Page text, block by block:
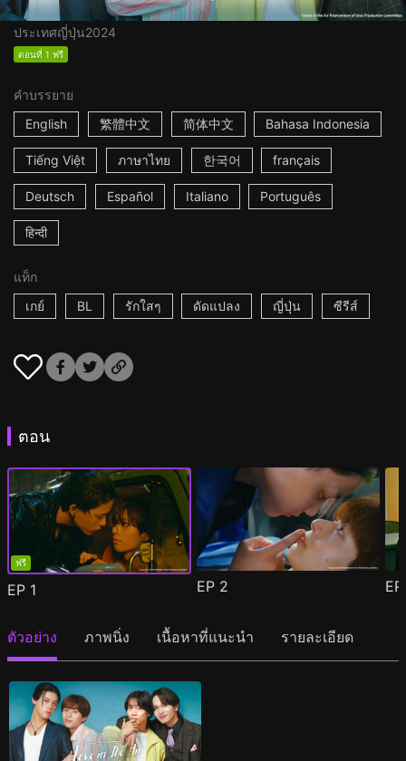
ประเทศญี่ปุ่น2024
ตอนที่ 1 ฟรี
คำบรรยาย
English
繁體中文 简体中文 Bahasa Indonesia
Tiếng Việt ภาษาไทย 한국어 français
Deutsch Español Italiano Português
हिन्दी
แท็ก
เกย์
BL รักใสๆ ดัดแปลง ญี่ปุ่น ซีรีส์
ตอน
ฟรี
EP 1 EP 2
ตัวอย่าง ภาพนิ่ง เนื้อหาที่แนะนำ รายละเอียด